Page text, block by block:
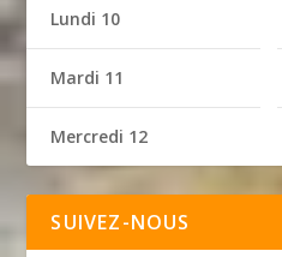
Lundi 10
Mardi 11
Mercredi 12
SUIVEZ-NOUS